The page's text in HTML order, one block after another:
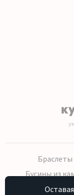
Браслеты
Бусины из
Кольца, серьги